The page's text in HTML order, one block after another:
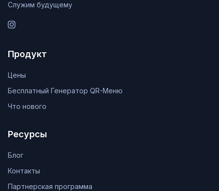
Служим будущему
Instagram
Продукт
Цены
Бесплатный Генератор QR-Меню
Что нового
Ресурсы
Блог
Контакты
Партнерская программа